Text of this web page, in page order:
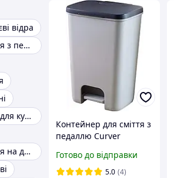
відра
Відро для сміття з педаллю
Сміттєве відро для кухні
Відро для сміття на дверцята
Контейнер для сміття з
педаллю Curver
Сірий
Готово до відправки
5.0 (4)